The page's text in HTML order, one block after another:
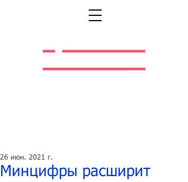
Минцифры расширит
26 июн. 2021 г.